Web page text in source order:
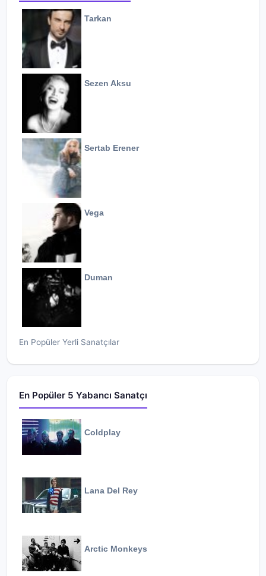
Tarkan
Sezen Aksu
Sertab Erener
Vega
Duman
En Popüler Yerli Sanatçılar
En Popüler 5 Yabancı Sanatçı
Coldplay
Lana Del Rey
Arctic Monkeys